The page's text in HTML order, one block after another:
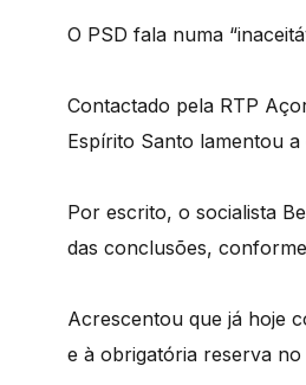
O PSD fala numa
Contactado pela RTP
Espírito Santo lamentou
Por escrito, o socialista
das conclusões,
Acrescentou que já hoje
e à obrigatória reserva